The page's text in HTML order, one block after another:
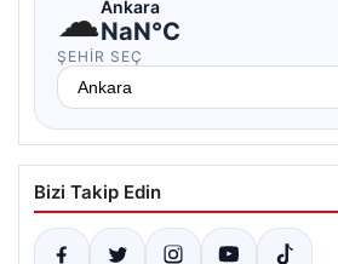
☁Ankara
NaN°C
ŞEHIR SEÇ
Bizi Takip Edin